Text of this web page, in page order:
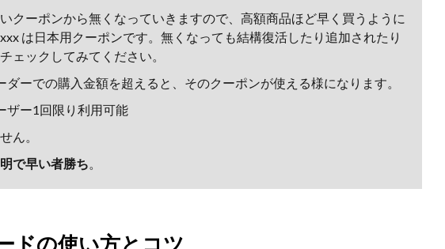
クーポンから無くなっていきますので、高額商品ほど早く買うように
は日本用クーポンです。無くなっても結構復活したり追加されたり
ェックしてみてください。
ダーでの購入金額を超えると、そのクーポンが使える様になります。
ザー1回限り利用可能
ん。
で早い者勝ち。
ドの使い方とコツ